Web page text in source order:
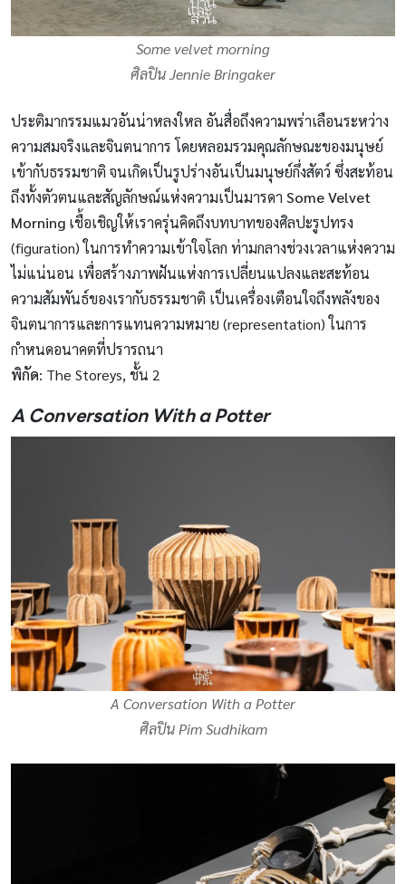
Some velvet morning
ศิลปิน Jennie Bringaker
ประติมากรรมแมวอันน่าหลงใหล อันสื่อถึงความพร่าเลือนระหว่าง
ความสมจริงและจินตนาการ โดยหลอมรวมคุณลักษณะของมนุษย์
เข้ากับธรรมชาติ จนเกิดเป็นรูปร่างอันเป็นมนุษย์กึ่งสัตว์ ซึ่งสะท้อน
ถึงทั้งตัวตนและสัญลักษณ์แห่งความเป็นมารดา Some Velvet
Morning เชื้อเชิญให้เราครุ่นคิดถึงบทบาทของศิลปะรูปทรง
(figuration) ในการทำความเข้าใจโลก ท่ามกลางช่วงเวลาแห่งความ
ไม่แน่นอน เพื่อสร้างภาพฝันแห่งการเปลี่ยนแปลงและสะท้อน
ความสัมพันธ์ของเรากับธรรมชาติ เป็นเครื่องเตือนใจถึงพลังของ
จินตนาการและการแทนความหมาย (representation) ในการ
กำหนดอนาคตที่ปรารถนา
พิกัด: The Storeys, ชั้น 2
A Conversation With a Potter
A Conversation With a Potter
ศิลปิน Pim Sudhikam